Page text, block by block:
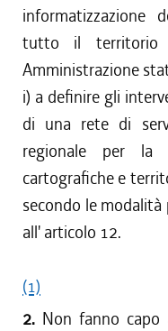
informatizzazione
tutto il territorio
Amministrazione
i) a definire gli
di una rete di
regionale per la
cartografiche e
secondo le
all' articolo 12.
(1)
2. Non fanno